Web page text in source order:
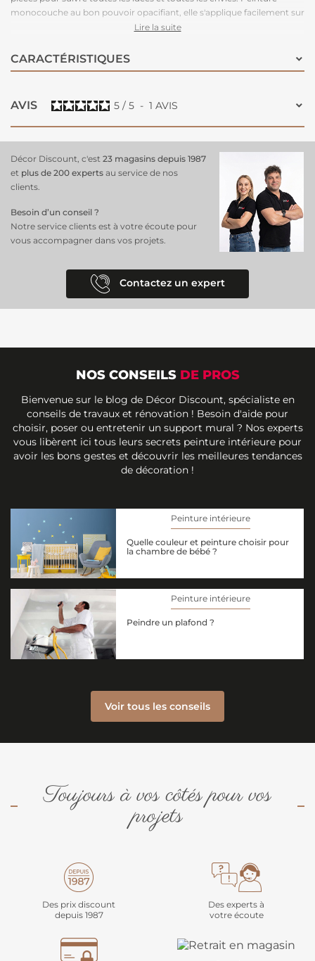
monocouche au bon pouvoir opacifiant, elle s'applique facilement sur
les murs, les boiseries et les radiateurs.
Lire la suite
CARACTÉRISTIQUES
AVIS 5 / 5 - 1 AVIS
Décor Discount, c'est 23 magasins depuis 1987
et plus de 200 experts au service de nos
clients.
Besoin d’un conseil ?
Notre service clients est à votre écoute pour
vous accompagner dans vos projets.
Contactez un expert
NOS CONSEILS DE PROS
Bienvenue sur le blog de Décor Discount, spécialiste en
conseils de travaux et rénovation ! Besoin d'aide pour
choisir, poser ou entretenir un support mural ? Nos experts
vous libèrent ici tous leurs secrets peinture intérieure pour
avoir les bons gestes et découvrir les meilleures tendances
de décoration !
Peinture intérieure
Quelle couleur et peinture choisir pour
la chambre de bébé ?
Peinture intérieure
Peindre un plafond ?
Voir tous les conseils
Toujours à vos côtés pour vos
projets
Des prix discount
depuis 1987
Des experts à
votre écoute